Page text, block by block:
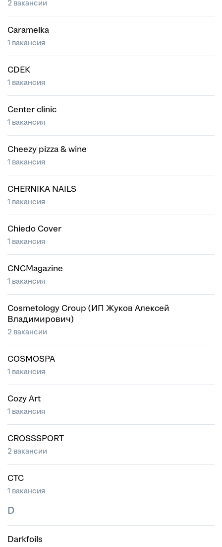
2 вакансии
Caramelka
1 вакансия
CDEK
1 вакансия
Center clinic
1 вакансия
Cheezy pizza & wine
1 вакансия
CHERNIKA NAILS
1 вакансия
Chiedo Cover
1 вакансия
CNCMagazine
1 вакансия
Cosmetology Croup (ИП Жуков Алексей
Владимирович)
2 вакансии
COSMOSPA
1 вакансия
Cozy Art
1 вакансия
CROSSSPORT
2 вакансии
CTC
1 вакансия
D
Darkfoils